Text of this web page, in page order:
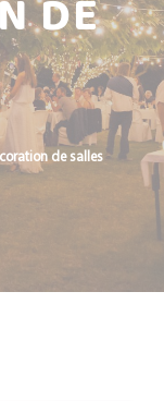
DE
de salles